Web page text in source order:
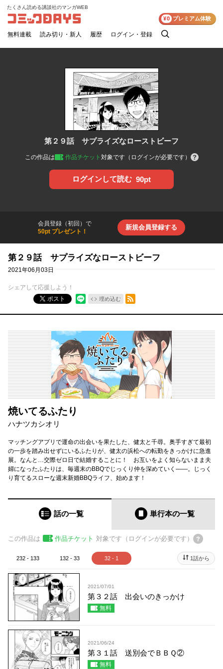
コミックDAYS
たくさん読める講談社のマンガWEB
無料連載 読み切り・新人 履歴 ログイン・登録
検
¥0 プレミアム体験
第２９話 サプライズなローストビーフ
この作品は 作品チケット 対象です（ログインが必要です）
ログインして読む 90pt
会員登録（初回）で
50pt プレゼント！
新規会員登録する
第２９話 サプライズなローストビーフ
2021年06月03日
シェアして応援しよう！
ポスト
埋め込む
RSSフィード
焼いてるふたり
ハナツカシオリ
マッチングアプリで運命の出会いを果たした、健太と千尋。奥手すぎて最初
の一歩を踏み出せずにいるふたりが、健太の浜松への転勤をきっかけに急進
展。なんと…交際ゼロ日で結婚することに！ お互いをよく知らないまま夫
婦になったふたりは、毎週末のBBQでじっくり仲を深めていく――。じっく
り育てるスローな週末新婚BBQライフ、始めます！
話の一覧 単行本の一覧
この作品は 作品チケット 対象です（ログインが必要です）
232 - 133 132 - 33 32 - 1 1話から
2021/07/01
第３２話 出会いのきっかけ
無料
2021/06/24
第３１話 送別会でＢＢＱ②
無料